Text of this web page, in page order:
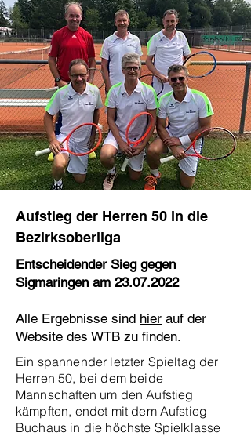
Aufstieg der Herren 50 in die
Bezirksoberliga
Entscheidender Sieg gegen
Sigmaringen am 23.07.2022
Alle Ergebnisse sind hier auf der
Website des WTB zu finden.
Ein spannender letzter Spieltag der
Herren 50, bei dem beide
Mannschaften um den Aufstieg
kämpften, endet mit dem Aufstieg
Buchaus in die höchste Spielklasse